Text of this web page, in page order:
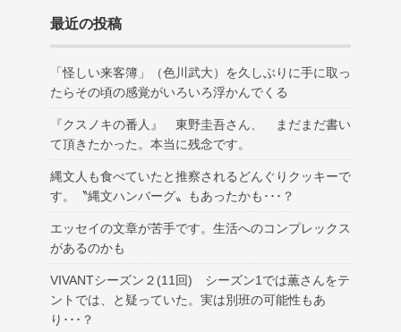
最近の投稿
「怪しい来客簿」（色川武大）を久しぶりに手に取っ
たらその頃の感覚がいろいろ浮かんでくる
『クスノキの番人』 東野圭吾さん、 まだまだ書い
て頂きたかった。本当に残念です。
縄文人も食べていたと推察されるどんぐりクッキーで
す。〝縄文ハンバーグ〟もあったかも･･･？
エッセイの文章が苦手です。生活へのコンプレックス
があるのかも
VIVANTシーズン２(11回) シーズン1では薫さんをテ
ントでは、と疑っていた。実は別班の可能性もあ
り･･･？